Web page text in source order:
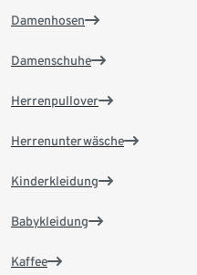
Damenhosen
Damenschuhe
Herrenpullover
Herrenunterwäsche
Kinderkleidung
Babykleidung
Kaffee